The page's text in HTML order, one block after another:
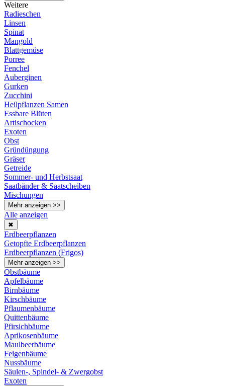
Weitere
Radieschen
Linsen
Spinat
Mangold
Blattgemüse
Porree
Fenchel
Auberginen
Gurken
Zucchini
Heilpflanzen Samen
Essbare Blüten
Artischocken
Exoten
Obst
Gründüngung
Gräser
Getreide
Sommer- und Herbstsaat
Saatbänder & Saatscheiben
Mischungen
Mehr anzeigen >>
Alle anzeigen
✖
Erdbeerpflanzen
Getopfte Erdbeerpflanzen
Erdbeerpflanzen (Frigos)
Mehr anzeigen >>
Obstbäume
Apfelbäume
Birnbäume
Kirschbäume
Pflaumenbäume
Quittenbäume
Pfirsichbäume
Aprikosenbäume
Maulbeerbäume
Feigenbäume
Nussbäume
Säulen-, Spindel- & Zwergobst
Exoten